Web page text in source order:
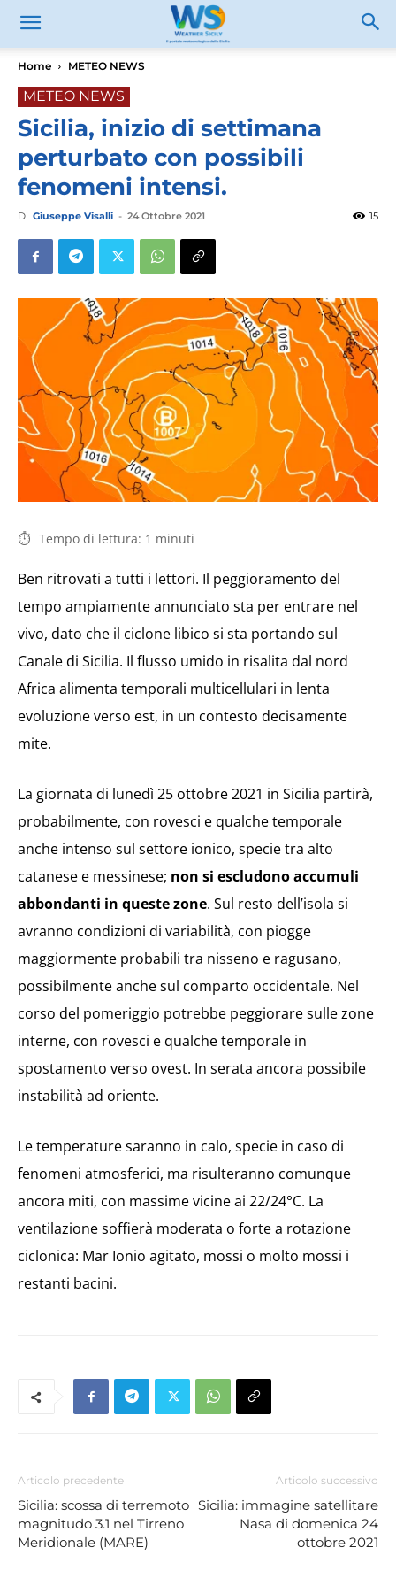
Home METEO NEWS
METEO NEWS
Sicilia, inizio di settimana
perturbato con possibili
fenomeni intensi.
Di Giuseppe Visalli - 24 Ottobre 2021 15
Tempo di lettura: 1 minuti
Ben ritrovati a tutti i lettori. Il peggioramento del
tempo ampiamente annunciato sta per entrare nel
vivo, dato che il ciclone libico si sta portando sul
Canale di Sicilia. Il flusso umido in risalita dal nord
Africa alimenta temporali multicellulari in lenta
evoluzione verso est, in un contesto decisamente
mite.
La giornata di lunedì 25 ottobre 2021 in Sicilia partirà,
probabilmente, con rovesci e qualche temporale
anche intenso sul settore ionico, specie tra alto
catanese e messinese; non si escludono accumuli
abbondanti in queste zone. Sul resto dell’isola si
avranno condizioni di variabilità, con piogge
maggiormente probabili tra nisseno e ragusano,
possibilmente anche sul comparto occidentale. Nel
corso del pomeriggio potrebbe peggiorare sulle zone
interne, con rovesci e qualche temporale in
spostamento verso ovest. In serata ancora possibile
instabilità ad oriente.
Le temperature saranno in calo, specie in caso di
fenomeni atmosferici, ma risulteranno comunque
ancora miti, con massime vicine ai 22/24°C. La
ventilazione soffierà moderata o forte a rotazione
ciclonica: Mar Ionio agitato, mossi o molto mossi i
restanti bacini.
Articolo precedente
Sicilia: scossa di terremoto
magnitudo 3.1 nel Tirreno
Meridionale (MARE)
Articolo successivo
Sicilia: immagine satellitare
Nasa di domenica 24
ottobre 2021